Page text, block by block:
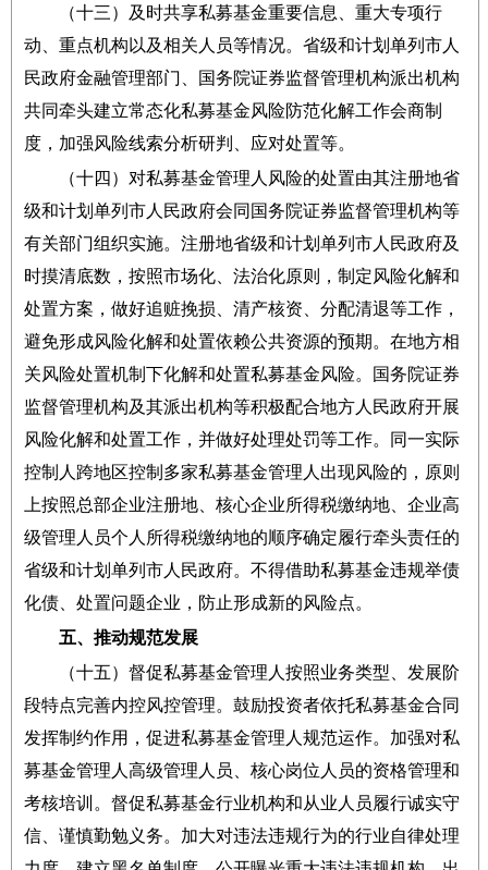
（十三）及时共享私募基金重要信息、重大专项行
动、重点机构以及相关人员等情况。省级和计划单列市人
民政府金融管理部门、国务院证券监督管理机构派出机构
共同牵头建立常态化私募基金风险防范化解工作会商制
度，加强风险线索分析研判、应对处置等。
（十四）对私募基金管理人风险的处置由其注册地省
级和计划单列市人民政府会同国务院证券监督管理机构等
有关部门组织实施。注册地省级和计划单列市人民政府及
时摸清底数，按照市场化、法治化原则，制定风险化解和
处置方案，做好追赃挽损、清产核资、分配清退等工作，
避免形成风险化解和处置依赖公共资源的预期。在地方相
关风险处置机制下化解和处置私募基金风险。国务院证券
监督管理机构及其派出机构等积极配合地方人民政府开展
风险化解和处置工作，并做好处理处罚等工作。同一实际
控制人跨地区控制多家私募基金管理人出现风险的，原则
上按照总部企业注册地、核心企业所得税缴纳地、企业高
级管理人员个人所得税缴纳地的顺序确定履行牵头责任的
省级和计划单列市人民政府。不得借助私募基金违规举债
化债、处置问题企业，防止形成新的风险点。
五、推动规范发展
（十五）督促私募基金管理人按照业务类型、发展阶
段特点完善内控风控管理。鼓励投资者依托私募基金合同
发挥制约作用，促进私募基金管理人规范运作。加强对私
募基金管理人高级管理人员、核心岗位人员的资格管理和
考核培训。督促私募基金行业机构和从业人员履行诚实守
信、谨慎勤勉义务。加大对违法违规行为的行业自律处理